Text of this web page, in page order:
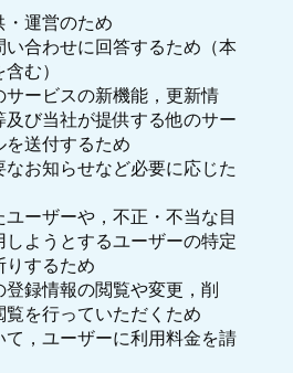
・運営のため
合わせに回答するため（本
む）
ービスの新機能，更新情
び当社が提供する他のサー
を送付するため
なお知らせなど必要に応じた
ーザーや，不正・不当な目
しようとするユーザーの特定
りするため
録情報の閲覧や変更，削
覧を行っていただくため
，ユーザーに利用料金を請